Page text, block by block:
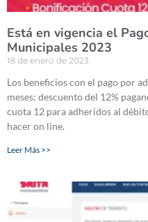
Está en vigencia el
Municipales 2023
18 de enero de 2023
Los beneficios con el pago por
meses; descuento del 12%
cuota 12 para adheridos al
hacer on line.
Leer Más >>